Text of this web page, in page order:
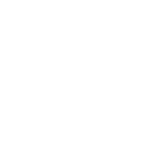
– DEFINIÇÕES
em modo de teste. Essas
não estar totalmente
e destinado a uso interno